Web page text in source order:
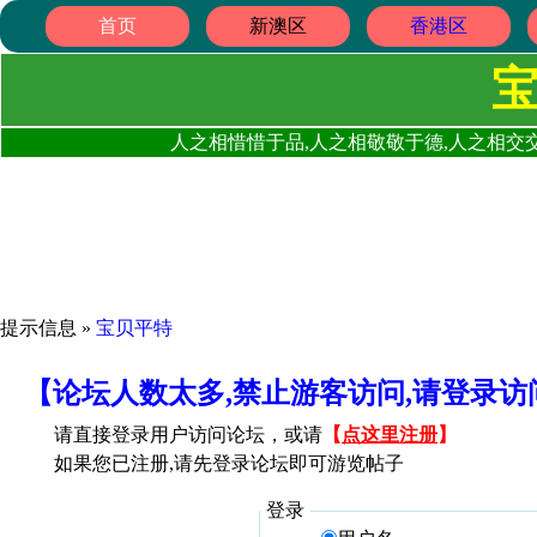
首页 新澳区 香港区
人之相惜惜于品,人之相敬敬于德,人之相
提示信息 » 宝贝平特
【论坛人数太多,禁止游客访问,请登录
请直接登录用户访问论坛，或请 【 点这里注册】
如果您已注册,请先登录论坛即可游览帖子
登录